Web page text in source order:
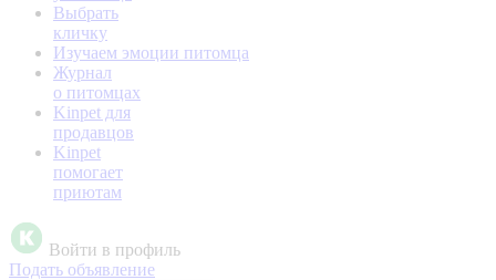
Выбрать
кличку
Изучаем эмоции питомца
Журнал
о питомцах
Kinpet для
продавцов
Kinpet
помогает
приютам
Войти в профиль
Подать объявление